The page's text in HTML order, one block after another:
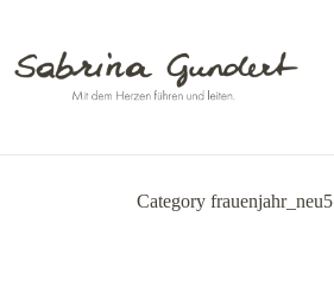
springen
Categoryfrauenjahr_neu5